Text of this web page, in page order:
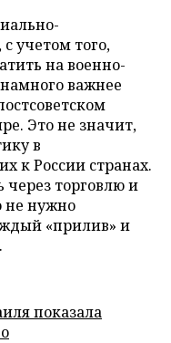
учетом того,
на военно-
важнее
Это не значит,
в
к России странах.
через торговлю и
не нужно
«прилив» и
показала